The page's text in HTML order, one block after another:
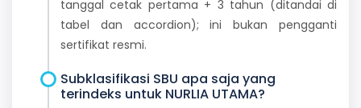
tanggal cetak pertama + 3 tahun (ditandai di
tabel dan accordion); ini bukan pengganti
sertifikat resmi.
Subklasifikasi SBU apa saja yang
terindeks untuk NURLIA UTAMA?